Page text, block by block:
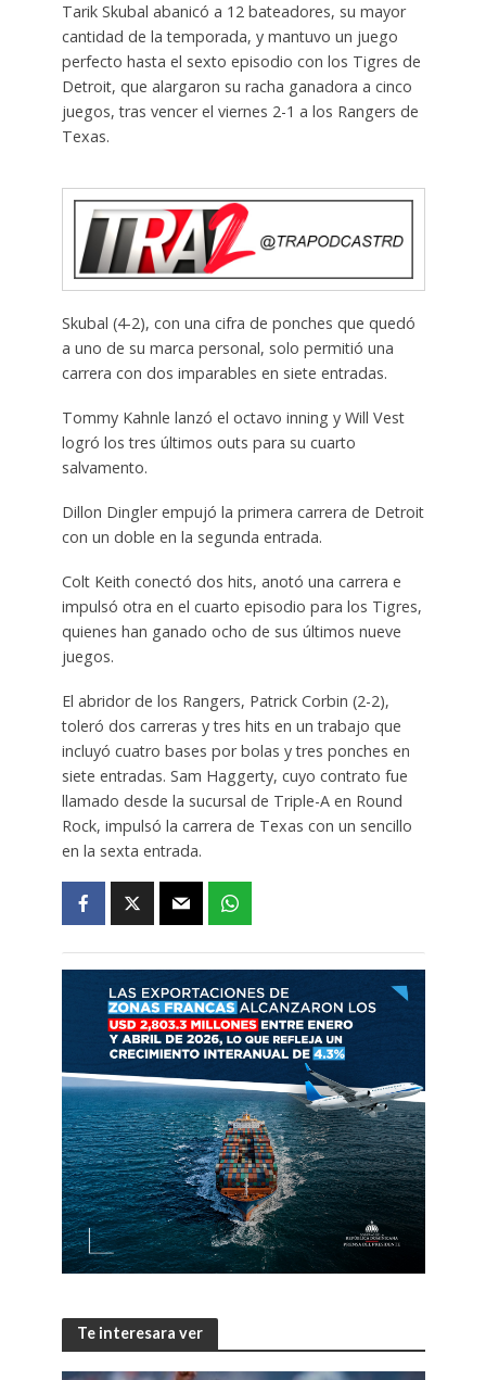
Tarik Skubal abanicó a 12 bateadores, su mayor
cantidad de la temporada, y mantuvo un juego
perfecto hasta el sexto episodio con los Tigres de
Detroit, que alargaron su racha ganadora a cinco
juegos, tras vencer el viernes 2-1 a los Rangers de
Texas.
Skubal (4-2), con una cifra de ponches que quedó
a uno de su marca personal, solo permitió una
carrera con dos imparables en siete entradas.
Tommy Kahnle lanzó el octavo inning y Will Vest
logró los tres últimos outs para su cuarto
salvamento.
Dillon Dingler empujó la primera carrera de Detroit
con un doble en la segunda entrada.
Colt Keith conectó dos hits, anotó una carrera e
impulsó otra en el cuarto episodio para los Tigres,
quienes han ganado ocho de sus últimos nueve
juegos.
El abridor de los Rangers, Patrick Corbin (2-2),
toleró dos carreras y tres hits en un trabajo que
incluyó cuatro bases por bolas y tres ponches en
siete entradas. Sam Haggerty, cuyo contrato fue
llamado desde la sucursal de Triple-A en Round
Rock, impulsó la carrera de Texas con un sencillo
en la sexta entrada.
Te interesara ver